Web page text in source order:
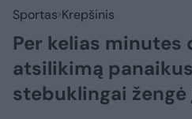
Sportas Krepšinis
Per kelias minutes
atsilikimą
stebuklingai